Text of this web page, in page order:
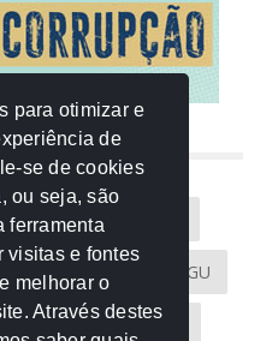
AMM
MT CGU
MT MPE-MT
para otimizar e
de
se de cookies
ou seja, são
ferramenta
visitas e fontes
melhorar o
Através destes